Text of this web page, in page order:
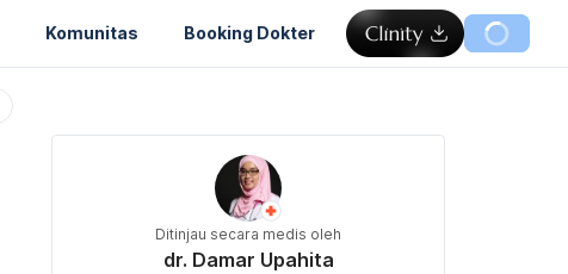
Komunitas Booking Dokter
Ditinjau secara medis oleh
dr. Damar Upahita